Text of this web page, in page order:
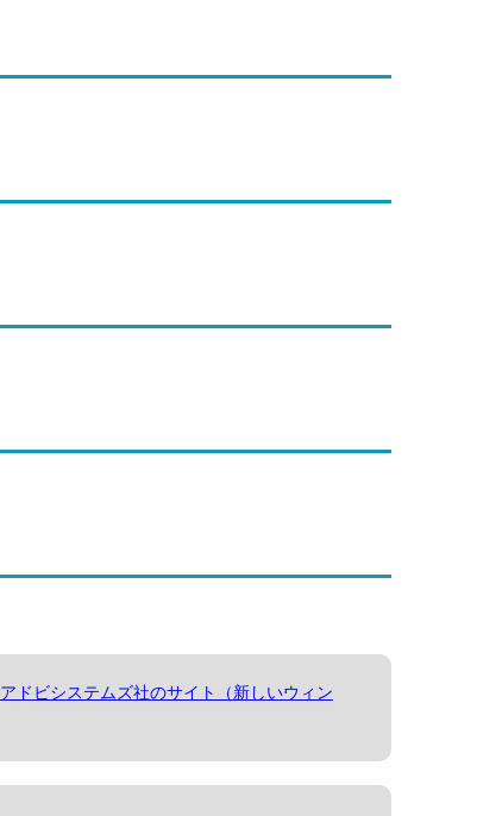
アドビシステムズ社のサイト（新しいウィン